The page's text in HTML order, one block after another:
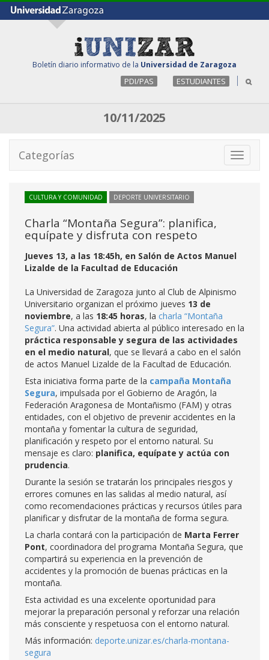
Boletín diario informativo de la Universidad de Zaragoza
PDI/PAS ESTUDIANTES
10/11/2025
Toggle
Categorías
CULTURA Y COMUNIDAD DEPORTE UNIVERSITARIO
Charla “Montaña Segura”: planifica,
equípate y disfruta con respeto
Jueves 13, a las 18:45h, en Salón de Actos Manuel
Lizalde de la Facultad de Educación
La Universidad de Zaragoza junto al Club de Alpinismo
Universitario organizan el próximo jueves 13 de
noviembre, a las 18:45 horas, la charla “Montaña
Segura”. Una actividad abierta al público interesado en la
práctica responsable y segura de las actividades
en el medio natural, que se llevará a cabo en el salón
de actos Manuel Lizalde de la Facultad de Educación.
Esta iniciativa forma parte de la campaña Montaña
Segura, impulsada por el Gobierno de Aragón, la
Federación Aragonesa de Montañismo (FAM) y otras
entidades, con el objetivo de prevenir accidentes en la
montaña y fomentar la cultura de seguridad,
planificación y respeto por el entorno natural. Su
mensaje es claro: planifica, equípate y actúa con
prudencia.
Durante la sesión se tratarán los principales riesgos y
errores comunes en las salidas al medio natural, así
como recomendaciones prácticas y recursos útiles para
planificar y disfrutar de la montaña de forma segura.
La charla contará con la participación de Marta Ferrer
Pont, coordinadora del programa Montaña Segura, que
compartirá su experiencia en la prevención de
accidentes y la promoción de buenas prácticas en la
montaña.
Esta actividad es una excelente oportunidad para
mejorar la preparación personal y reforzar una relación
más consciente y respetuosa con el entorno natural.
Más información: deporte.unizar.es/charla-montana-
segura